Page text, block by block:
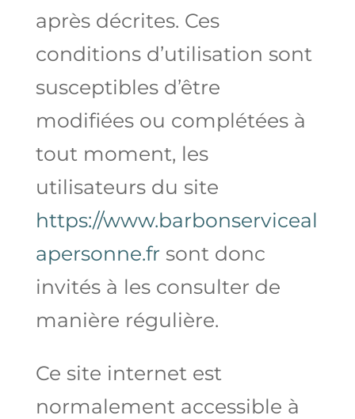
après décrites. Ces
conditions d’utilisation sont
susceptibles d’être
modifiées ou complétées à
tout moment, les
utilisateurs du site
https://www.barbonserviceal
apersonne.fr sont donc
invités à les consulter de
manière régulière.
Ce site internet est
normalement accessible à